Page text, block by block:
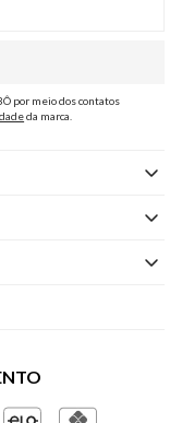
por meio dos contatos
da marca.